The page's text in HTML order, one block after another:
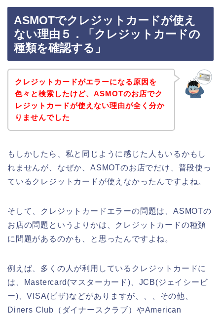
ASMOTでクレジットカードが使え
ない理由５．「クレジットカードの
種類を確認する」
クレジットカードがエラーになる原因を
色々と検索したけど、ASMOTのお店でク
レジットカードが使えない理由が全く分か
りませんでした
もしかしたら、私と同じように感じた人もいるかもし
れませんが、なぜか、ASMOTのお店でだけ、普段使っ
ているクレジットカードが使えなかったんですよね。
そして、クレジットカードエラーの問題は、ASMOTの
お店の問題というよりかは、クレジットカードの種類
に問題があるのかも、と思ったんですよね。
例えば、多くの人が利用しているクレジットカードに
は、Mastercard(マスターカード)、JCB(ジェイシービ
ー)、VISA(ビザ)などがありますが、、、その他、
Diners Club（ダイナースクラブ）やAmerican